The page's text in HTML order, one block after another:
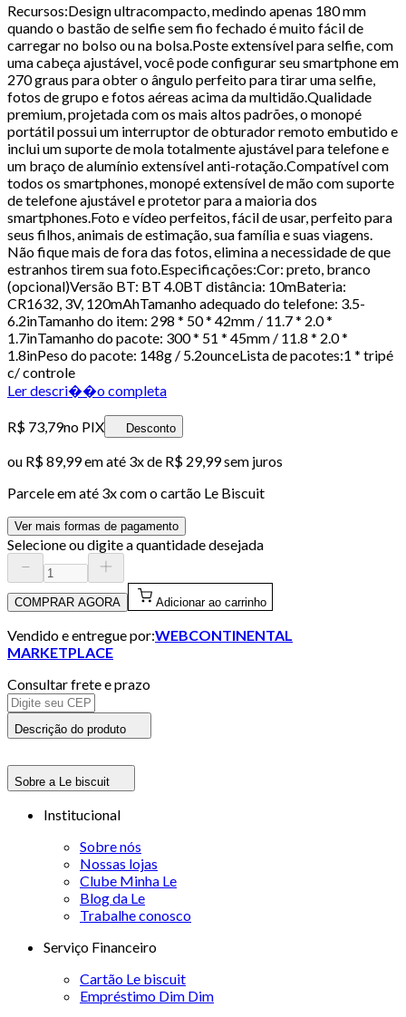
Recursos:Design ultracompacto, medindo apenas 180 mm
quando o bastão de selfie sem fio fechado é muito fácil de
carregar no bolso ou na bolsa.Poste extensível para selfie, com
uma cabeça ajustável, você pode configurar seu smartphone em
270 graus para obter o ângulo perfeito para tirar uma selfie,
fotos de grupo e fotos aéreas acima da multidão.Qualidade
premium, projetada com os mais altos padrões, o monopé
portátil possui um interruptor de obturador remoto embutido e
inclui um suporte de mola totalmente ajustável para telefone e
um braço de alumínio extensível anti-rotação.Compatível com
todos os smartphones, monopé extensível de mão com suporte
de telefone ajustável e protetor para a maioria dos
smartphones.Foto e vídeo perfeitos, fácil de usar, perfeito para
seus filhos, animais de estimação, sua família e suas viagens.
Não fique mais de fora das fotos, elimina a necessidade de que
estranhos tirem sua foto.Especificações:Cor: preto, branco
(opcional)Versão BT: BT 4.0BT distância: 10mBateria:
CR1632, 3V, 120mAhTamanho adequado do telefone: 3.5-
6.2inTamanho do item: 298 * 50 * 42mm / 11.7 * 2.0 *
1.7inTamanho do pacote: 300 * 51 * 45mm / 11.8 * 2.0 *
1.8inPeso do pacote: 148g / 5.2ounceLista de pacotes:1 * tripé
c/ controle
Ler descri��o completa
R$ 73,79no PIX Desconto
ou R$ 89,99em até 3x de R$ 29,99 sem juros
Parcele em até 3x com o cartão Le Biscuit
Ver mais formas de pagamento
Selecione ou digite a quantidade desejada
COMPRAR AGORA Adicionar ao carrinho
Vendido e entregue por:WEBCONTINENTAL
MARKETPLACE
Consultar frete e prazo
Descrição do produto
Sobre a Le biscuit
Institucional
Sobre nós
Nossas lojas
Clube Minha Le
Blog da Le
Trabalhe conosco
Serviço Financeiro
Cartão Le biscuit
Empréstimo Dim Dim